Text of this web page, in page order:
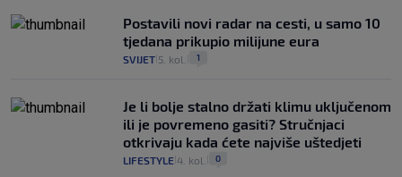
Postavili novi radar na cesti, u samo 10
tjedana prikupio milijune eura
SVIJET 5. kol. 1
Je li bolje stalno držati klimu uključenom
ili je povremeno gasiti? Stručnjaci
otkrivaju kada ćete najviše uštedjeti
LIFESTYLE 4. kol. 0